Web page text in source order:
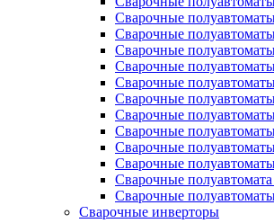
Сварочные
Сварочные
Сварочные
Сварочные
Сварочные
Сварочные
Сварочные
Сварочные
Сварочные
Сварочные
Сварочные
Сварочные
Сварочные инверторы